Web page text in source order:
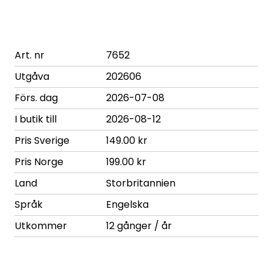
Art. nr
7652
Utgåva
202606
Förs. dag
2026-07-08
I butik till
2026-08-12
Pris Sverige
149.00 kr
Pris Norge
199.00 kr
Land
Storbritannien
Språk
Engelska
Utkommer
12 gånger / år